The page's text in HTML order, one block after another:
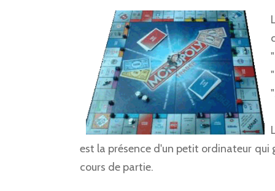
est la présence d'un petit ordinateur qui
cours de partie.